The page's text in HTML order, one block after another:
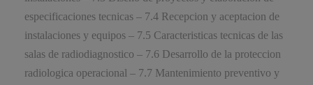
especificaciones tecnicas – 7.4 Recepcion y aceptacion de
instalaciones y equipos – 7.5 Caracteristicas tecnicas de las
salas de radiodiagnostico – 7.6 Desarrollo de la proteccion
radiologica operacional – 7.7 Mantenimiento preventivo y